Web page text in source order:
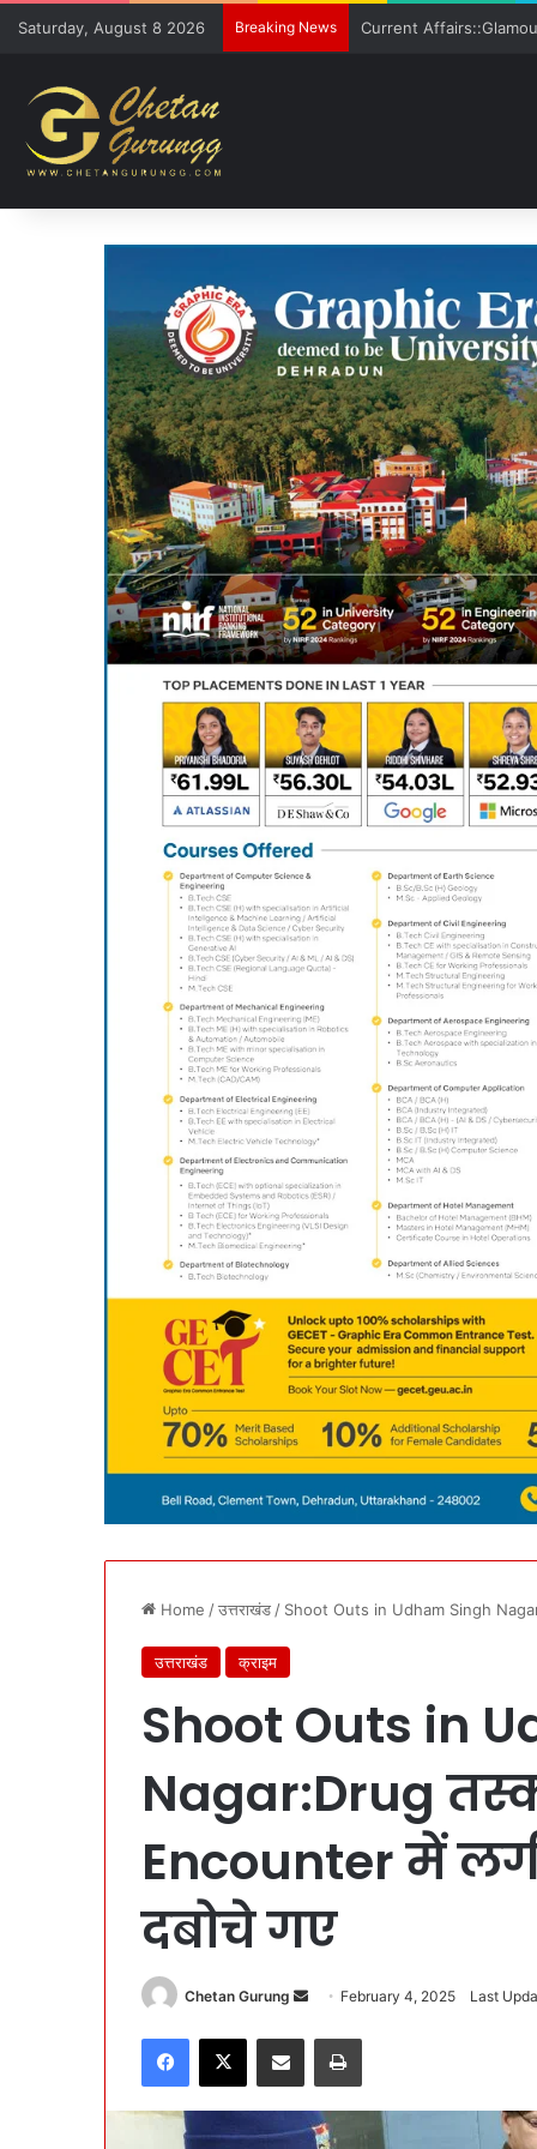
Saturday, August 8 2026 Breaking News
Home /उत्तराखंड / Shoot Outs in Udham Singh
उत्तराखंड क्राइम
Shoot Outs in
Nagar:Drug
Encounter में
दबोचे गए
Chetan Gurung
d
a
n
February 4, 2025 Last